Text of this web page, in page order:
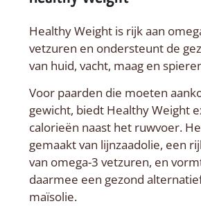
Healthy Weight is rijk aan
vetzuren en ondersteunt de
van huid, vacht, maag en
Voor paarden die moeten
gewicht, biedt Healthy Weight
calorieën naast het ruwvoer.
gemaakt van lijnzaadolie, een
van omega-3 vetzuren, en
daarmee een gezond
maïsolie.